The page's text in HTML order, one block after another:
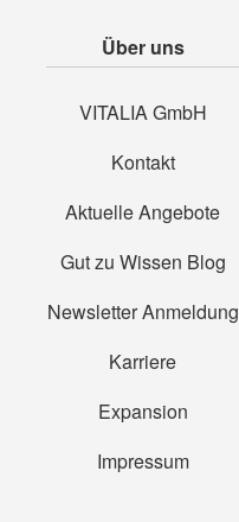
Über uns
VITALIA GmbH
Kontakt
Aktuelle Angebote
Gut zu Wissen Blog
Newsletter Anmeldung
Karriere
Expansion
Impressum